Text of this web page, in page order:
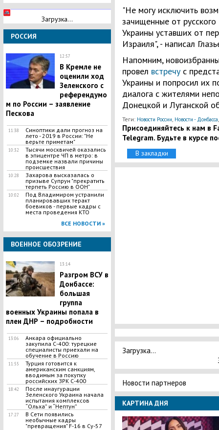
Загрузка...
РОССИЯ
12:57
В Кремле не
оценили ход
Зеленского с
референдумо
м по России – заявление
Пескова
11:38
Синоптики дали прогноз на
лето - 2019 в России: "Не
верьте приметам"
10:32
Тысячи москвичей оказались
в эпицентре ЧП в метро: в
подземке назвали причины
происшествия
10:28
Захарова высказалась о
призыве Супрун "прекратить
терпеть Россию в ООН"
10:02
Под Владимиром устранили
планировавших теракт
боевиков - первые кадры с
места проведения КТО
ВСЕ НОВОСТИ »
ВОЕННОЕ ОБОЗРЕНИЕ
13:14
Разгром ВСУ в
Донбассе:
большая
группа
военных Украины попала в
плен ДНР – подробности
13:06
​Анкара официально
закупила С-400: турецкие
специалисты приехали на
обучение в Россию
11:55
Турция готовится к
американским санкциям,
вводимым за покупку
российских ЗРК С-400
18:42
После инаугурации
Зеленского Украина начала
испытания комплексов
“Ольха” и “Нептун”
17:27
В Сети появились
необычные кадры
"превращения" F-16 в Су-57
"Не могу исключить
зачищенные от
Украины уставших от
Израиля", - написал
Напомним,
провел встречу с
Украины и попросил их
диалога с жителями
Донецкой и Луганской
Теги: Новости России, Новости - Донбасса
Присоединяйтесь к нам в
Telegram. Будьте в курсе
В закладки
Загрузка...
Новости партнеров
КАРТИНА ДНЯ